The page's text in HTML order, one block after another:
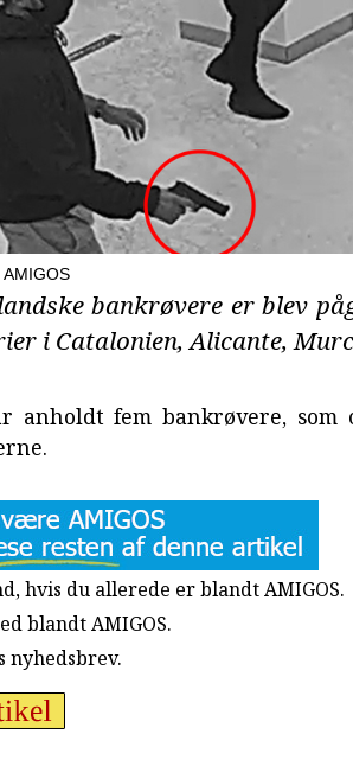
| AMIGOS
bankrøvere er blev
i Catalonien, Alicante,
anholdt fem bankrøvere, som
hvis du allerede er blandt AMIGOS.
blandt AMIGOS.
nyhedsbrev.